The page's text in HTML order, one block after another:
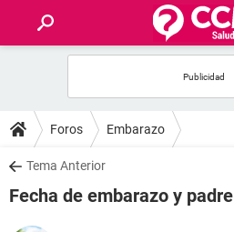
FOROS
SALUD
Foros Embarazo
Tema Anterior
Fecha de embarazo y padre